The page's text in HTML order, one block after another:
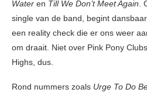
Water en Till We Don’t Meet Again.
single van de band, begint
een reality check die er ons weer
om draait. Niet over Pink Pony
Highs, dus.
Rond nummers zoals Urge To Do